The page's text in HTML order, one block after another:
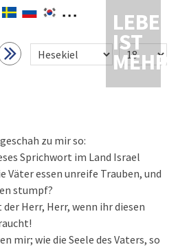
LEBEN
IST
MEHR
zu mir so:
Sprichwort im Land Israel
Väter essen unreife Trauben, und
stumpf?
Herr, Herr, wenn ihr diesen
mir; wie die Seele des Vaters, so